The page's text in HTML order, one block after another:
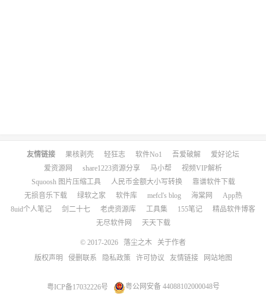
友情链接 果核剥壳 轻狂志 软件No1 吾爱破解
爱好论坛
爱资源网
share1223资源分享 马小帮
视频VIP解析
Squoosh 图片压缩工具
人民币金额大小写转换
靠谱软件下载
无损音乐下载
绿软之家 软件库 mefcl's blog 海棠网
App热
8uid个人笔记
剑二十七 老虎资源库 工具集 155笔记
精品软件博客
无尽软件网
天天下载
© 2017-2026 落尘之木
关于作者
版权声明
侵删联系 隐私政策 许可协议 友情链接 网站地图
粤ICP备17032226号 粤公网安备 44088102000048号